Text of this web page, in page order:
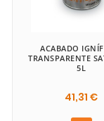
ACABADO
TRANSPARENTE
5L
41,31 €